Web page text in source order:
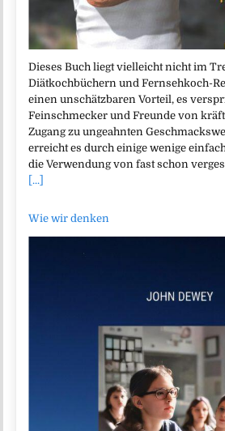
Dieses Buch liegt vielleicht nicht im
Diätkochbüchern und Fernsehkoch-
einen unschätzbaren Vorteil, es
Feinschmecker und Freunde von
Zugang zu ungeahnten
erreicht es durch einige wenige
die Verwendung von fast schon
[...]
Wie wir denken